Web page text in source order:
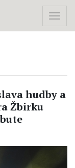
hudby a
Žbirku